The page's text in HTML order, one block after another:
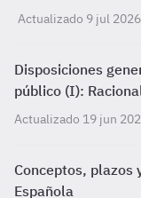
Actualizado 9 jul 2026
Disposiciones
público (I):
Actualizado 19 jun
Conceptos, plazos
Española